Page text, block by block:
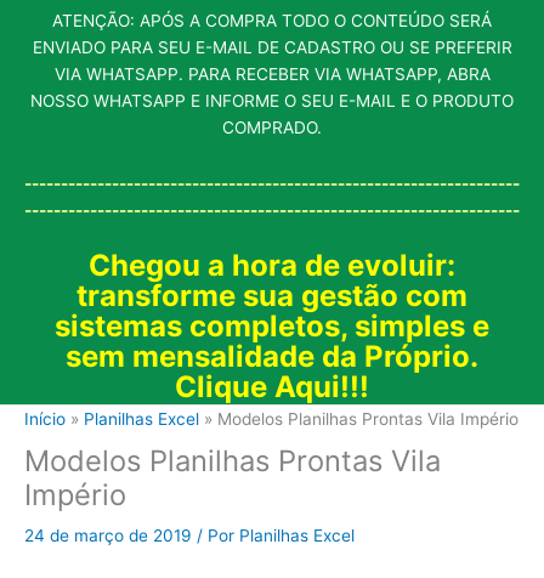
ATENÇÃO: APÓS A COMPRA TODO O CONTEÚDO SERÁ
ENVIADO PARA SEU E-MAIL DE CADASTRO OU SE PREFERIR
VIA WHATSAPP. PARA RECEBER VIA WHATSAPP, ABRA
NOSSO WHATSAPP E INFORME O SEU E-MAIL E O PRODUTO
COMPRADO.
--------------------------------------------------------------------
--------------------------------------------------------------------
Chegou a hora de evoluir:
transforme sua gestão com
sistemas completos, simples e
sem mensalidade da Próprio.
Clique Aqui!!!
Início Planilhas Excel Modelos Planilhas Prontas Vila Império
Modelos Planilhas Prontas Vila
Império
24 de março de 2019 / Por Planilhas Excel